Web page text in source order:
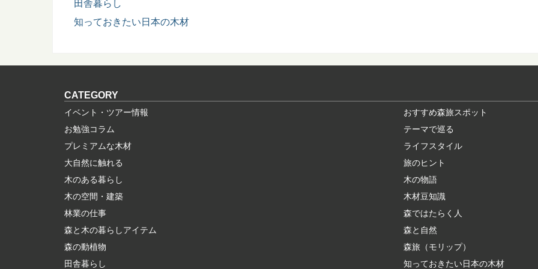
田舎暮らし
知っておきたい日本の木材
CATEGORY
イベント・ツアー情報
おすすめ森旅スポット
お勉強コラム
テーマで巡る
プレミアムな木材
ライフスタイル
大自然に触れる
旅のヒント
木のある暮らし
木の物語
木の空間・建築
木材豆知識
林業の仕事
森ではたらく人
森と木の暮らしアイテム
森と自然
森の動植物
森旅（モリップ）
田舎暮らし
知っておきたい日本の木材